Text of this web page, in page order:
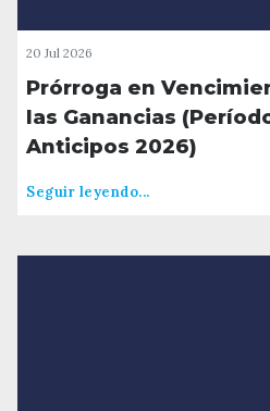
20 Jul 2026
Prórroga en
las Ganancias
Anticipos 2026)
Seguir leyendo...